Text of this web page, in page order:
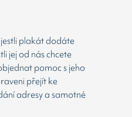
plakát dodáte
jej od nás chcete
pomoc s jeho
přejít ke
adresy a samotné